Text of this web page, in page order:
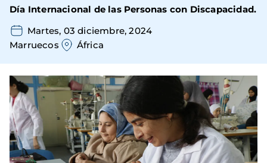
Día Internacional de las Personas con Discapacidad.
Martes, 03 diciembre, 2024
Marruecos
África